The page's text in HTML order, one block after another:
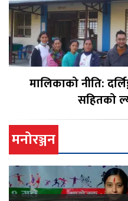
मालिकाको नीति:
सहितको
मनोरञ्जन